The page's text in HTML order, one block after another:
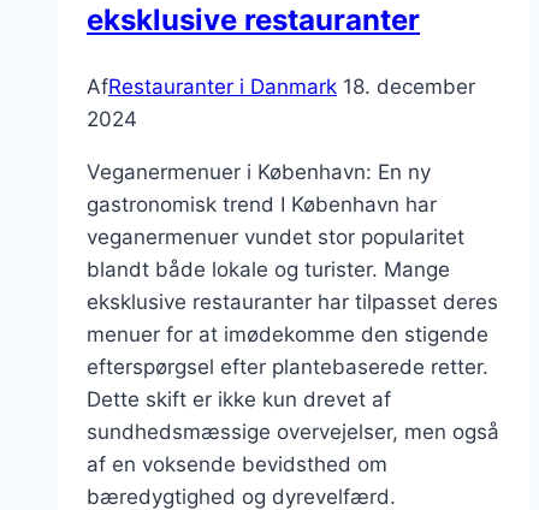
eksklusive restauranter
AfRestauranter i Danmark 18. december
2024
Veganermenuer i København: En ny
gastronomisk trend I København har
veganermenuer vundet stor popularitet
blandt både lokale og turister. Mange
eksklusive restauranter har tilpasset deres
menuer for at imødekomme den stigende
efterspørgsel efter plantebaserede retter.
Dette skift er ikke kun drevet af
sundhedsmæssige overvejelser, men også
af en voksende bevidsthed om
bæredygtighed og dyrevelfærd.